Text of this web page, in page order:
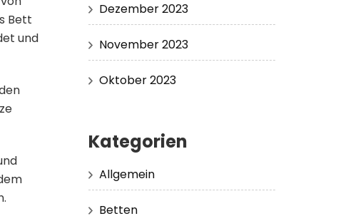
Bett
und
Dezember 2023
November 2023
Oktober 2023
Kategorien
Allgemein
Betten